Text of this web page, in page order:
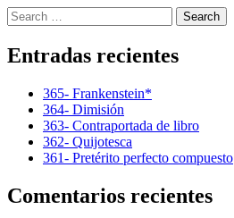
Search
Entradas recientes
365- Frankenstein*
364- Dimisión
363- Contraportada de libro
362- Quijotesca
361- Pretérito perfecto compuesto
Comentarios recientes